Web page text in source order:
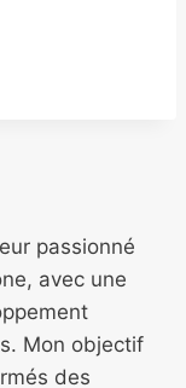
passionné
avec une
Mon objectif
des